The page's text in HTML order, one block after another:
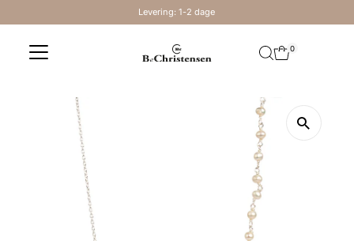
Levering: 1-2 dage
0